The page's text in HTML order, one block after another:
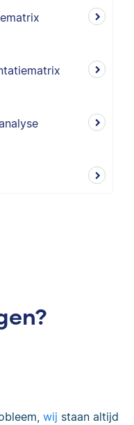
wij staan altijd